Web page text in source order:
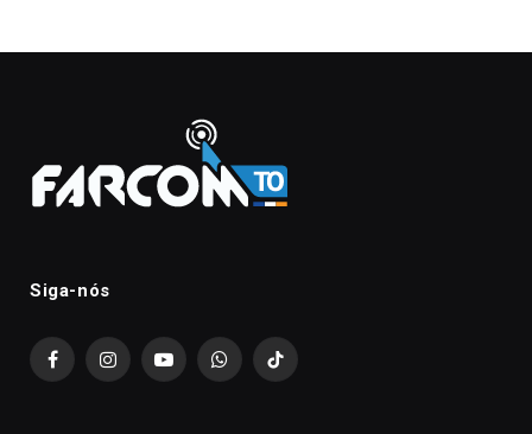
Siga-nós
FacebookInstagramYouTubeWhatsAppTikTok